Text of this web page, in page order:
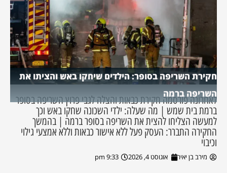
חקירת השריפה בסופר: הילדים שיחקו באש והציתו את
השריפה ברמה
לאחרונה פורסמה חקירת כבאות והצלה לגבי פרוץ השריפה בסופר
ברמת בית שמש | מה שעלה: ילדי השכונה שחקו באש וכך
למעשה הצליחו להצית את השריפה בסופר ברמה | בהמשך
החקירה התברר: העסק פעל ללא אישור כבאות וללא אמצעי גילוי
וכיבוי
מירב בן יאיר אוגוסט 4, 2026 9:33 pm